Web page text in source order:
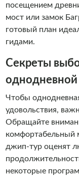
посещением
мост или замок
готовый план
гидами.
Секреты
Чтобы
удовольствия,
Обращайте
комфортабельный
джип-тур оценят
некоторые